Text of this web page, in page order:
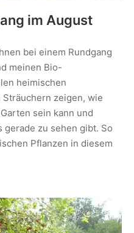
im August
bei einem Rundgang
meinen Bio-
heimischen
zeigen, wie
sein kann und
gerade zu sehen gibt. So
Pflanzen in diesem